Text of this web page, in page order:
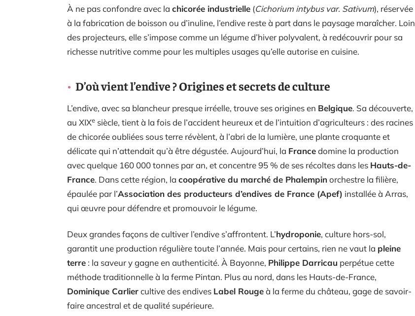
À ne pas confondre avec la chicorée industrielle (Cichorium intybus var. Sativum), réservée
à la fabrication de boisson ou d’inuline, l’endive reste à part dans le paysage maraîcher. Loin
des projecteurs, elle s’impose comme un légume d’hiver polyvalent, à redécouvrir pour sa
richesse nutritive comme pour les multiples usages qu’elle autorise en cuisine.
D’où vient l’endive ? Origines et secrets de culture
L’endive, avec sa blancheur presque irréelle, trouve ses origines en Belgique. Sa découverte,
au XIXe siècle, tient à la fois de l’accident heureux et de l’intuition d’agriculteurs : des racines
de chicorée oubliées sous terre révèlent, à l’abri de la lumière, une plante croquante et
délicate qui n’attendait qu’à être dégustée. Aujourd’hui, la Francedomine la production
avec quelque 160 000 tonnes par an, et concentre 95 % de ses récoltes dans les Hauts-de-
France. Dans cette région, la coopérative du marché de Phalempinorchestre la filière,
épaulée par l’Association des producteurs d’endives de France (Apef) installée à Arras,
qui œuvre pour défendre et promouvoir le légume.
Deux grandes façons de cultiver l’endive s’affrontent. L’hydroponie, culture hors-sol,
garantit une production régulière toute l’année. Mais pour certains, rien ne vaut la pleine
terre : la saveur y gagne en authenticité. À Bayonne, Philippe Darricau perpétue cette
méthode traditionnelle à la ferme Pintan. Plus au nord, dans les Hauts-de-France,
Dominique Carliercultive des endives Label Rougeà la ferme du château, gage de savoir-
faire ancestral et de qualité supérieure.